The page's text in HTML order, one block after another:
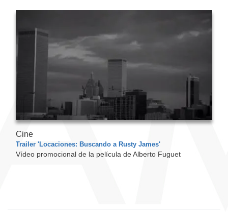
Cine
Trailer 'Locaciones: Buscando a Rusty James'
Vídeo promocional de la película de Alberto Fuguet